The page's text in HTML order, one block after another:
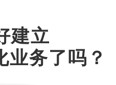
建立
务了吗？